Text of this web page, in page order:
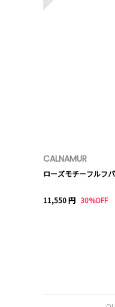
CALNAMUR
ローズモチーフルフ
11,550 円 30%OFF